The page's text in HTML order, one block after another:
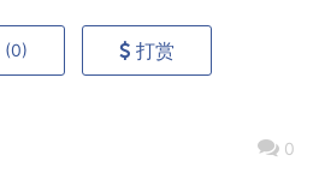
(0) 打赏
0